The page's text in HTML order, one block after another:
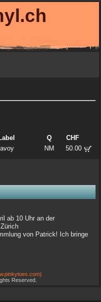
Q
CHF
NM 50.00
ab 10 Uhr an der
von Patrick! Ich bringe
Reserved.